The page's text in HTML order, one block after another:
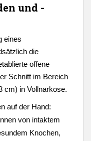
und -
eines
die
offene
Schnitt im Bereich
cm) in Vollnarkose.
auf der Hand:
von intaktem
Knochen,